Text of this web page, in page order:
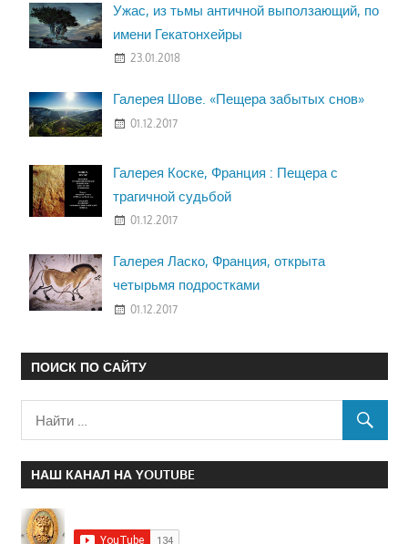
Ужас, из тьмы античной выползающий, по
имени Гекатонхейры
23.01.2018
Галерея Шове. «Пещера забытых снов»
01.12.2017
Галерея Коске, Франция : Пещера с
трагичной судьбой
01.12.2017
Галерея Ласко, Франция, открыта
четырьмя подростками
01.12.2017
ПОИСК ПО САЙТУ
НАШ КАНАЛ НА YOUTUBE